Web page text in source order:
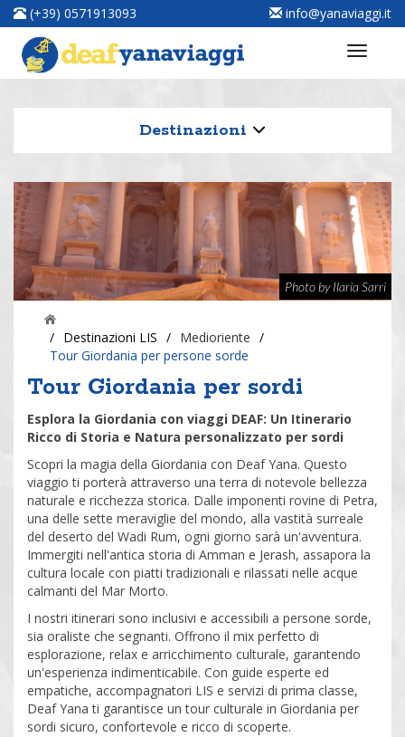
(+39) 0571913093 info@yanaviaggi.it
Destinazioni
Photo by Ilaria Sarri
/ Destinazioni LIS / Medioriente /
Tour Giordania per persone sorde
Tour Giordania per sordi
Esplora la Giordania con viaggi DEAF: Un Itinerario
Ricco di Storia e Natura personalizzato per sordi
Scopri la magia della Giordania con Deaf Yana. Questo
viaggio ti porterà attraverso una terra di notevole bellezza
naturale e ricchezza storica. Dalle imponenti rovine di Petra,
una delle sette meraviglie del mondo, alla vastità surreale
del deserto del Wadi Rum, ogni giorno sarà un'avventura.
Immergiti nell'antica storia di Amman e Jerash, assapora la
cultura locale con piatti tradizionali e rilassati nelle acque
calmanti del Mar Morto.
I nostri itinerari sono inclusivi e accessibili a persone sorde,
sia oraliste che segnanti. Offrono il mix perfetto di
esplorazione, relax e arricchimento culturale, garantendo
un'esperienza indimenticabile. Con guide esperte ed
empatiche, accompagnatori LIS e servizi di prima classe,
Deaf Yana ti garantisce un tour culturale in Giordania per
sordi sicuro, confortevole e ricco di scoperte.